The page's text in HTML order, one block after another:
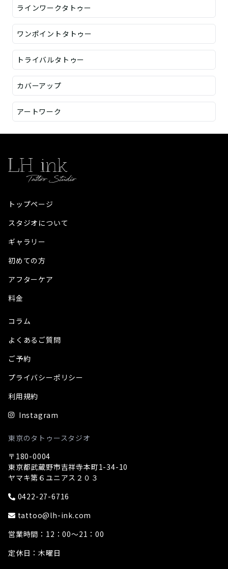
ラインワークタトゥー
ワンポイントタトゥー
トライバルタトゥー
カバーアップ
アートワーク
トップページ
スタジオについて
ギャラリー
初めての方
アフターケア
料金
コラム
よくあるご質問
ご予約
プライバシーポリシー
利用規約
Instagram
東京のタトゥースタジオ
〒180-0004
東京都武蔵野市吉祥寺本町1-34-10
ヤマキ第６ユニアス２０３
0422-27-6716
tattoo@lh-ink.com
営業時間：12：00～21：00
定休日：木曜日